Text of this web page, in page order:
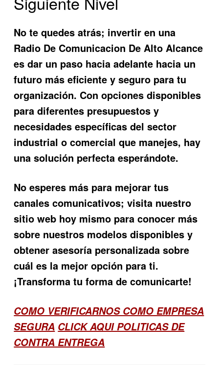
No te quedes atrás; invertir en una
Radio De Comunicacion De Alto Alcance
es dar un paso hacia adelante hacia un
futuro más eficiente y seguro para tu
organización. Con opciones disponibles
para diferentes presupuestos y
necesidades específicas del sector
industrial o comercial que manejes, hay
una solución perfecta esperándote.
No esperes más para mejorar tus
canales comunicativos; visita nuestro
sitio web hoy mismo para conocer más
sobre nuestros modelos disponibles y
obtener asesoría personalizada sobre
cuál es la mejor opción para ti.
¡Transforma tu forma de comunicarte!
COMO VERIFICARNOS COMO EMPRESA
SEGURA CLICK AQUI POLITICAS DE
CONTRA ENTREGA